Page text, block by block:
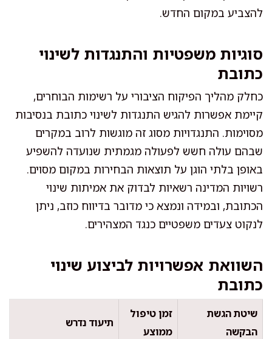
להצביע במקום החדש.
סוגיות משפטיות והתנגדות לשינוי
כתובת
כחלק מהליך הפיקוח הציבורי על רשימות הבוחרים,
קיימת אפשרות להגיש התנגדות לשינוי כתובת בנסיבות
מסוימות. התנגדויות מסוג זה מוגשות לרוב במקרים
שבהם עולה חשש לפעולה מגמתית שנועדה להשפיע
באופן בלתי הוגן על תוצאות הבחירות במקום מסוים.
רשויות המדינה רשאיות לבדוק את אמיתות שינוי
הכתובת, ובמידה ונמצא כי מדובר בדיווח כוזב, ניתן
לנקוט צעדים משפטיים כנגד המצהירים.
השוואת אפשרויות לביצוע שינוי
כתובת
שיטת הגשת
הבקשה
זמן טיפול
ממוצע
תיעוד נדרש